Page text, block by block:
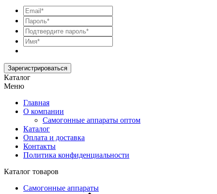
Зарегистрироваться
Каталог
Меню
Главная
О компании
Самогонные аппараты оптом
Каталог
Оплата и доставка
Контакты
Политика конфиденциальности
Каталог товаров
Самогонные аппараты